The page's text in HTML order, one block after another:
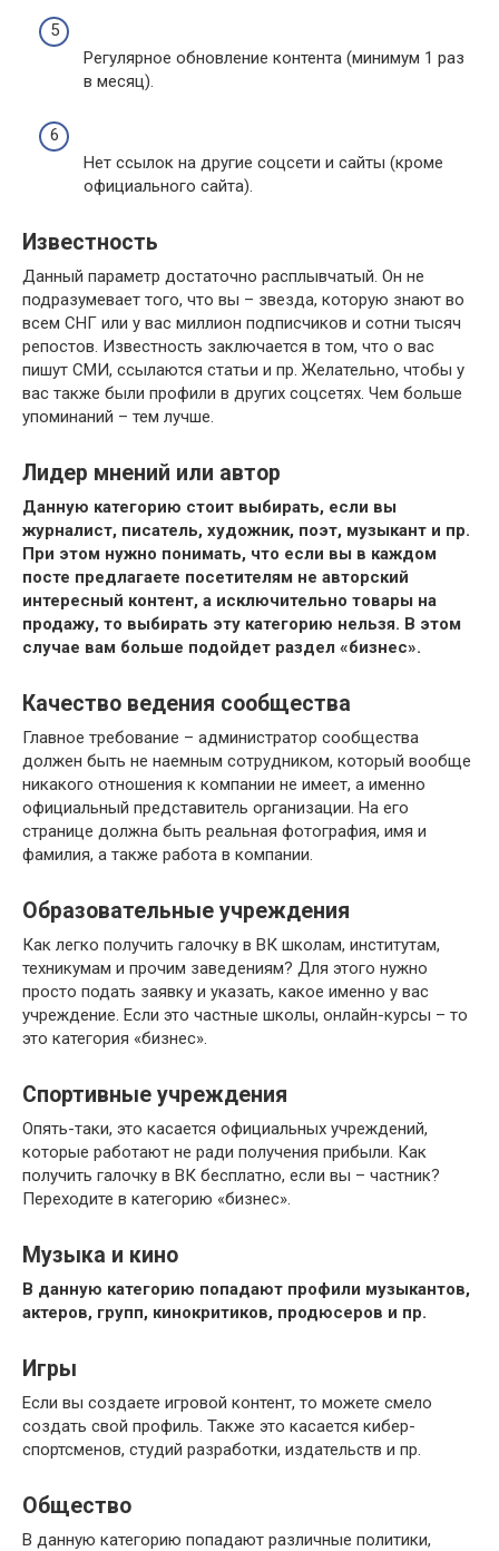
Регулярное обновление контента (минимум 1 раз
в месяц).
Нет ссылок на другие соцсети и сайты (кроме
официального сайта).
Известность
Данный параметр достаточно расплывчатый. Он не
подразумевает того, что вы – звезда, которую знают во
всем СНГ или у вас миллион подписчиков и сотни тысяч
репостов. Известность заключается в том, что о вас
пишут СМИ, ссылаются статьи и пр. Желательно, чтобы у
вас также были профили в других соцсетях. Чем больше
упоминаний – тем лучше.
Лидер мнений или автор
Данную категорию стоит выбирать, если вы
журналист, писатель, художник, поэт, музыкант и пр.
При этом нужно понимать, что если вы в каждом
посте предлагаете посетителям не авторский
интересный контент, а исключительно товары на
продажу, то выбирать эту категорию нельзя. В этом
случае вам больше подойдет раздел «бизнес».
Качество ведения сообщества
Главное требование – администратор сообщества
должен быть не наемным сотрудником, который вообще
никакого отношения к компании не имеет, а именно
официальный представитель организации. На его
странице должна быть реальная фотография, имя и
фамилия, а также работа в компании.
Образовательные учреждения
Как легко получить галочку в ВК школам, институтам,
техникумам и прочим заведениям? Для этого нужно
просто подать заявку и указать, какое именно у вас
учреждение. Если это частные школы, онлайн-курсы – то
это категория «бизнес».
Спортивные учреждения
Опять-таки, это касается официальных учреждений,
которые работают не ради получения прибыли. Как
получить галочку в ВК бесплатно, если вы – частник?
Переходите в категорию «бизнес».
Музыка и кино
В данную категорию попадают профили музыкантов,
актеров, групп, кинокритиков, продюсеров и пр.
Игры
Если вы создаете игровой контент, то можете смело
создать свой профиль. Также это касается кибер-
спортсменов, студий разработки, издательств и пр.
Общество
В данную категорию попадают различные политики,